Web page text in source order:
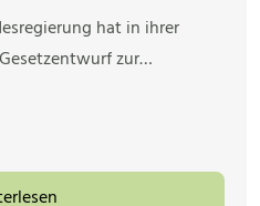
hat in ihrer
zur…